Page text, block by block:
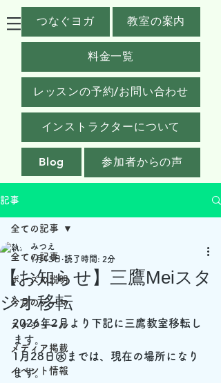
つなぐヨガ 教室の案内
料金一覧
レッスンの予約/お問い合わせ
インストラクターについて
Blog 参加者からの声
記事
全ての記事
ポーズの説明
今月のテーマ
スケジュール
メディア掲載
イベント情報
全ての記事
【お知らせ】三鷹Meiスタ
ジオ移転
みつえ
1月13日 読了時間: 2分
2026年2月より下記に三鷹教室移転し
ます。
1月28日㊌までは、現在の場所になり
ます。